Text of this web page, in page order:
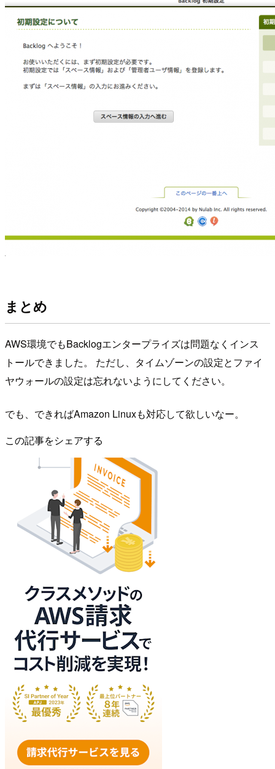
まとめ
AWS環境でもBacklogエンタープライズは問題なくインス
トールできました。 ただし、タイムゾーンの設定とファイ
ヤウォールの設定は忘れないようにしてください。
でも、できればAmazon Linuxも対応して欲しいなー。
この記事をシェアする